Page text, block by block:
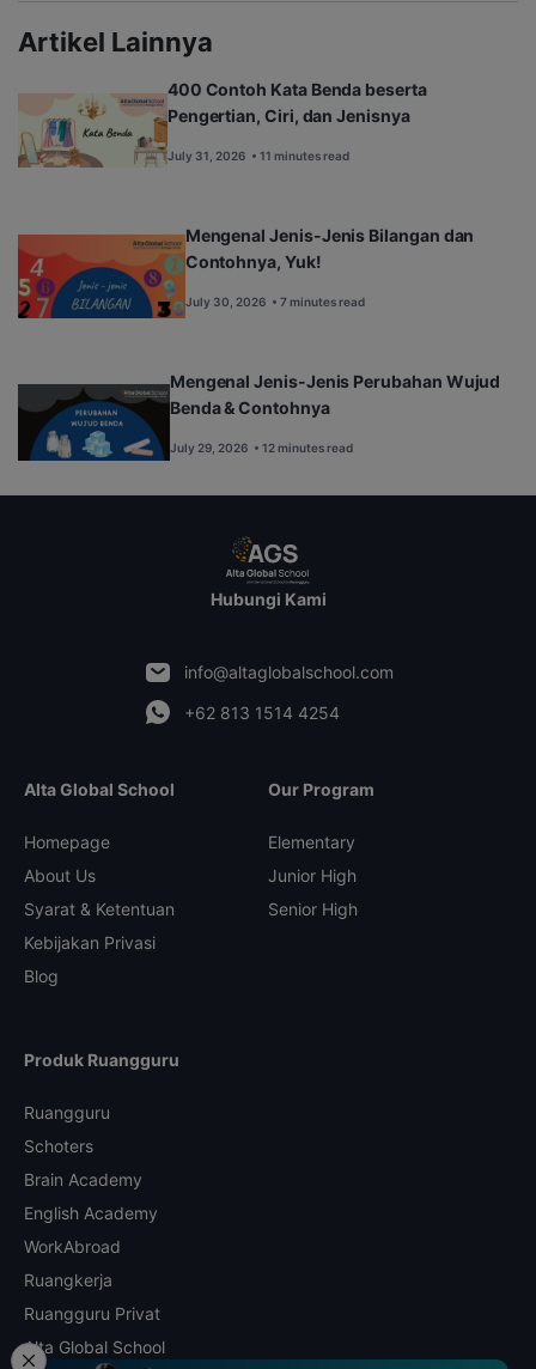
Artikel Lainnya
400 Contoh Kata Benda beserta
Pengertian, Ciri, dan Jenisnya
July 31, 2026 • 11 minutes read
Mengenal Jenis-Jenis Bilangan dan
Contohnya, Yuk!
July 30, 2026 • 7 minutes read
Mengenal Jenis-Jenis Perubahan Wujud
Benda & Contohnya
July 29, 2026 • 12 minutes read
Hubungi Kami
info@altaglobalschool.com
+62 813 1514 4254
Alta Global School
Homepage
About Us
Syarat & Ketentuan
Kebijakan Privasi
Blog
Our Program
Elementary
Junior High
Senior High
Produk Ruangguru
Ruangguru
Schoters
Brain Academy
English Academy
WorkAbroad
Ruangkerja
Ruangguru Privat
Alta Global School